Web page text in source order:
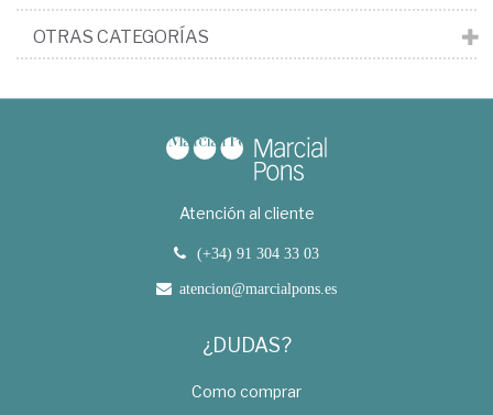
OTRAS CATEGORÍAS
Atención al cliente
(+34) 91 304 33 03
atencion@marcialpons.es
¿DUDAS?
Como comprar